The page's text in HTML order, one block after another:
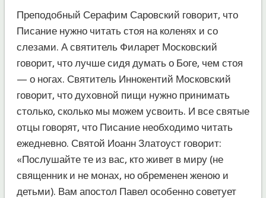
Преподобный Серафим Саровский говорит, что
Писание нужно читать стоя на коленях и со
слезами. А святитель Филарет Московский
говорит, что лучше сидя думать о Боге, чем стоя
— о ногах. Святитель Иннокентий Московский
говорит, что духовной пищи нужно принимать
столько, сколько мы можем усвоить. И все святые
отцы говорят, что Писание необходимо читать
ежедневно. Святой Иоанн Златоуст говорит:
«Послушайте те из вас, кто живет в миру (не
священник и не монах, но обременен женою и
детьми). Вам апостол Павел особенно советует